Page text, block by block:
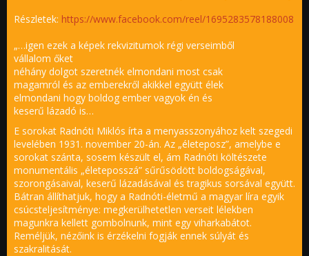
Részletek: https://www.facebook.com/reel/1695283578188008
„…igen ezek a képek rekvizitumok régi verseimből
vállalom őket
néhány dolgot szeretnék elmondani most csak
magamról és az emberekről akikkel együtt élek
elmondani hogy boldog ember vagyok én és
keserű lázadó is…
E sorokat Radnóti Miklós írta a menyasszonyához kelt szegedi
levelében 1931. november 20-án. Az „életeposz”, amelybe e
sorokat szánta, sosem készült el, ám Radnóti költészete
monumentális „életeposszá” sűrűsödött boldogságával,
szorongásaival, keserű lázadásával és tragikus sorsával együtt.
Bátran állíthatjuk, hogy a Radnóti-életmű a magyar líra egyik
csúcsteljesítménye: megkerülhetetlen verseit lélekben
magunkra kellett gombolnunk, mint egy viharkabátot.
Reméljük, nézőink is érzékelni fogják ennek súlyát és
szakralitását.